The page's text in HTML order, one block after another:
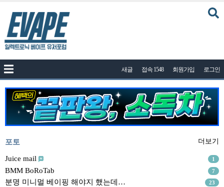
공지사항
나눔이벤트
자유게시판
질문답변
포토
건의게시판
액상
새글 접속 1548 회원가입 로그인
포토 더보기
Juice mail 1
BMM BoRoTab 7
분명 미니멀 베이핑 해야지 했는데… 23